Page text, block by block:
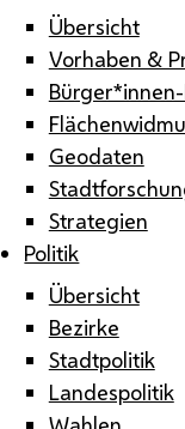
Übersicht
Vorhaben &
Geodaten
Strategien
Politik
Übersicht
Bezirke
Stadtpolitik
Landespolitik